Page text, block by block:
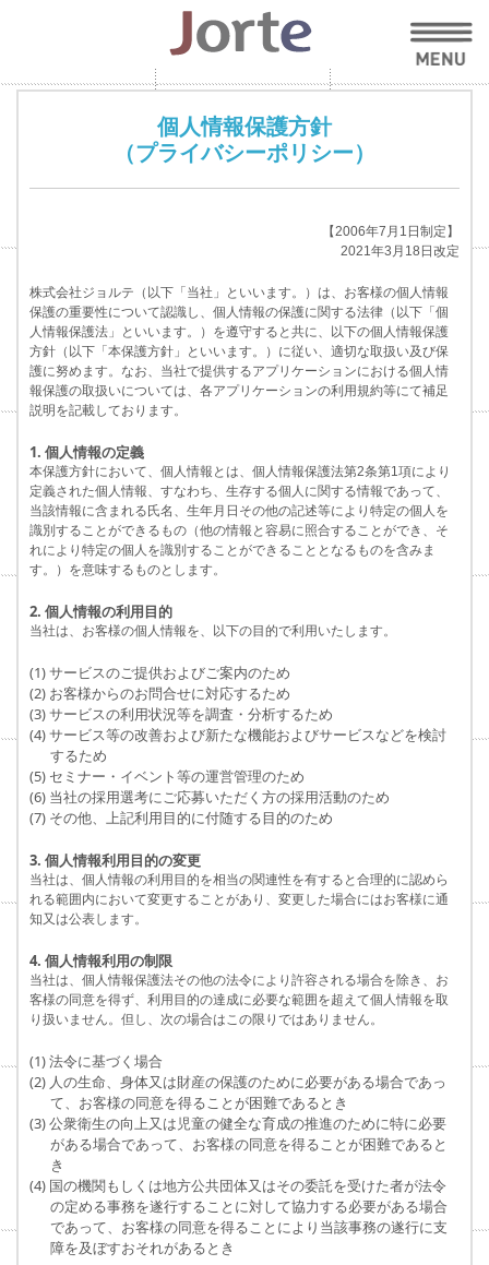
個人情報保護方針
（プライバシーポリシー）
【2006年7月1日制定】
2021年3月18日改定
株式会社ジョルテ（以下「当社」といいます。）は、お客様の個人情報
保護の重要性について認識し、個人情報の保護に関する法律（以下「個
人情報保護法」といいます。）を遵守すると共に、以下の個人情報保護
方針（以下「本保護方針」といいます。）に従い、適切な取扱い及び保
護に努めます。なお、当社で提供するアプリケーションにおける個人情
報保護の取扱いについては、各アプリケーションの利用規約等にて補足
説明を記載しております。
1. 個人情報の定義
本保護方針において、個人情報とは、個人情報保護法第2条第1項により
定義された個人情報、すなわち、生存する個人に関する情報であって、
当該情報に含まれる氏名、生年月日その他の記述等により特定の個人を
識別することができるもの（他の情報と容易に照合することができ、そ
れにより特定の個人を識別することができることとなるものを含みま
す。）を意味するものとします。
2. 個人情報の利用目的
当社は、お客様の個人情報を、以下の目的で利用いたします。
(1) サービスのご提供およびご案内のため
(2) お客様からのお問合せに対応するため
(3) サービスの利用状況等を調査・分析するため
(4) サービス等の改善および新たな機能およびサービスなどを検討
するため
(5) セミナー・イベント等の運営管理のため
(6) 当社の採用選考にご応募いただく方の採用活動のため
(7) その他、上記利用目的に付随する目的のため
3. 個人情報利用目的の変更
当社は、個人情報の利用目的を相当の関連性を有すると合理的に認めら
れる範囲内において変更することがあり、変更した場合にはお客様に通
知又は公表します。
4. 個人情報利用の制限
当社は、個人情報保護法その他の法令により許容される場合を除き、お
客様の同意を得ず、利用目的の達成に必要な範囲を超えて個人情報を取
り扱いません。但し、次の場合はこの限りではありません。
(1) 法令に基づく場合
(2) 人の生命、身体又は財産の保護のために必要がある場合であっ
て、お客様の同意を得ることが困難であるとき
(3) 公衆衛生の向上又は児童の健全な育成の推進のために特に必要
がある場合であって、お客様の同意を得ることが困難であると
き
(4) 国の機関もしくは地方公共団体又はその委託を受けた者が法令
の定める事務を遂行することに対して協力する必要がある場合
であって、お客様の同意を得ることにより当該事務の遂行に支
障を及ぼすおそれがあるとき